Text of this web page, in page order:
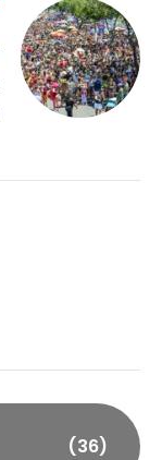
(36)